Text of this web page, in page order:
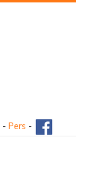
- Pers -